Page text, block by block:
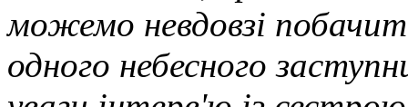
можемо невдовзі
одного небесного